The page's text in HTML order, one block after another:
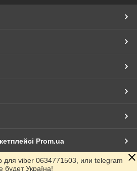
Prom.ua
для viber 0634771503, или telegram
будет Україна!